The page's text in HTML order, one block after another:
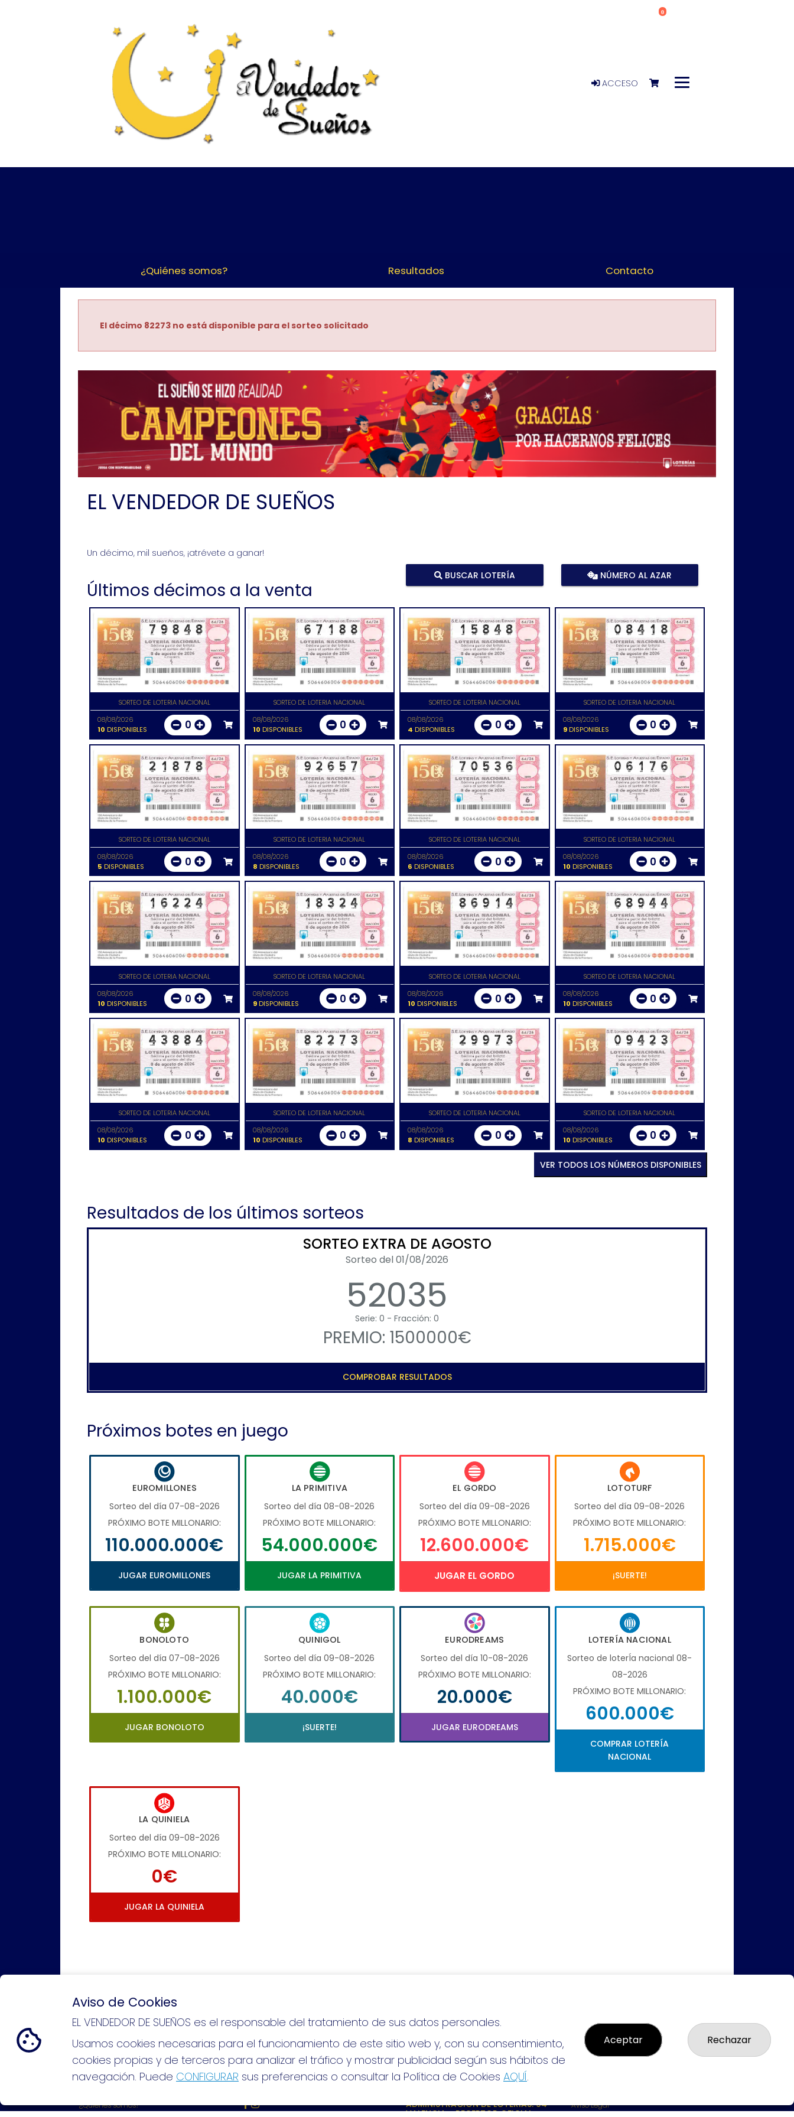
ACCESO
0
¿Quiénes somos? Resultados Contacto
El décimo 82273 no está disponible para el sorteo solicitado
EL VENDEDOR DE SUEÑOS
Un décimo, mil sueños, ¡atrévete a ganar!
Últimos décimos a la venta
BUSCAR LOTERÍA NÚMERO AL AZAR
SORTEO DE LOTERIA NACIONAL
08/08/2026
10 DISPONIBLES 0
SORTEO DE LOTERIA NACIONAL
08/08/2026
10 DISPONIBLES 0
SORTEO DE LOTERIA NACIONAL
08/08/2026
4 DISPONIBLES 0
SORTEO DE LOTERIA NACIONAL
08/08/2026
9DISPONIBLES 0
SORTEO DE LOTERIA NACIONAL
08/08/2026
5 DISPONIBLES 0
SORTEO DE LOTERIA NACIONAL
08/08/2026
8 DISPONIBLES 0
SORTEO DE LOTERIA NACIONAL
08/08/2026
6 DISPONIBLES 0
SORTEO DE LOTERIA NACIONAL
08/08/2026
10 DISPONIBLES 0
SORTEO DE LOTERIA NACIONAL
08/08/2026
10 DISPONIBLES 0
SORTEO DE LOTERIA NACIONAL
08/08/2026
9DISPONIBLES 0
SORTEO DE LOTERIA NACIONAL
08/08/2026
10 DISPONIBLES 0
SORTEO DE LOTERIA NACIONAL
08/08/2026
10 DISPONIBLES 0
SORTEO DE LOTERIA NACIONAL
08/08/2026
10 DISPONIBLES 0
SORTEO DE LOTERIA NACIONAL
08/08/2026
10 DISPONIBLES 0
SORTEO DE LOTERIA NACIONAL
08/08/2026
8 DISPONIBLES 0
SORTEO DE LOTERIA NACIONAL
08/08/2026
10 DISPONIBLES 0
VER TODOS LOS NÚMEROS DISPONIBLES
Resultados de los últimos sorteos
SORTEO EXTRA DE AGOSTO
Sorteo del 01/08/2026
52035
Serie: 0 - Fracción: 0
PREMIO: 1500000€
COMPROBAR RESULTADOS
Próximos botes en juego
EUROMILLONES
Sorteo del día 07-08-2026
PRÓXIMO BOTE MILLONARIO:
110.000.000€
JUGAR EUROMILLONES
LA PRIMITIVA
Sorteo del día 08-08-2026
PRÓXIMO BOTE MILLONARIO:
54.000.000€
JUGAR LA PRIMITIVA
EL GORDO
Sorteo del día 09-08-2026
PRÓXIMO BOTE MILLONARIO:
12.600.000€
JUGAR EL GORDO
LOTOTURF
Sorteo del día 09-08-2026
PRÓXIMO BOTE MILLONARIO:
1.715.000€
¡SUERTE!
BONOLOTO
Sorteo del día 07-08-2026
PRÓXIMO BOTE MILLONARIO:
1.100.000€
JUGAR BONOLOTO
QUINIGOL
Sorteo del día 09-08-2026
PRÓXIMO BOTE MILLONARIO:
40.000€
¡SUERTE!
EURODREAMS
Sorteo del día 10-08-2026
PRÓXIMO BOTE MILLONARIO:
20.000€
JUGAR EURODREAMS
LOTERÍA NACIONAL
Sorteo de loterÍa nacional 08-
08-2026
PRÓXIMO BOTE MILLONARIO:
600.000€
COMPRAR LOTERÍA
NACIONAL
LA QUINIELA
Sorteo del día 09-08-2026
PRÓXIMO BOTE MILLONARIO:
0€
JUGAR LA QUINIELA
Si puedes soñarlo, puedes hacerlo, ¡mucha suerte!
EL VENDEDOR DE SUEÑOS
¿Quiénes somos?
REDES SOCIALES
ADMINISTRACION DE LOTERIAS: 94-
VALENCIA - RECEPTOR OFICIAL:
Aviso Legal
Aviso de Cookies
EL VENDEDOR DE SUEÑOS es el responsable del tratamiento de sus datos personales.
Usamos cookies necesarias para el funcionamiento de este sitio web y, con su consentimiento,
cookies propias y de terceros para analizar el tráfico y mostrar publicidad según sus hábitos de
navegación. Puede CONFIGURAR sus preferencias o consultar la Política de Cookies AQUÍ.
Aceptar Rechazar